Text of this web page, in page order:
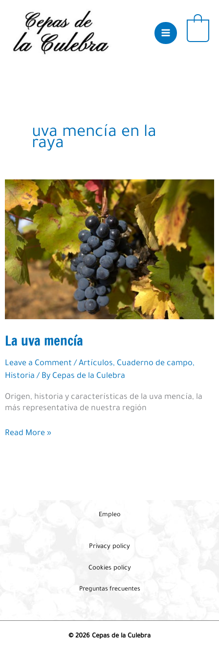
content
uva mencía en la
raya
La uva mencía
Leave a Comment / Artículos, Cuaderno de campo,
Historia / By Cepas de la Culebra
Origen, historia y características de la uva mencía, la
más representativa de nuestra región
La
Read More »
Empleo
Privacy policy
Cookies policy
Preguntas frecuentes
© 2026 Cepas de la Culebra